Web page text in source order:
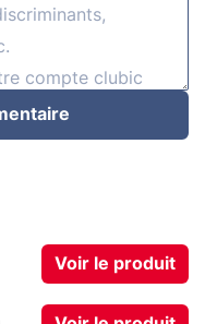
Voir le produit